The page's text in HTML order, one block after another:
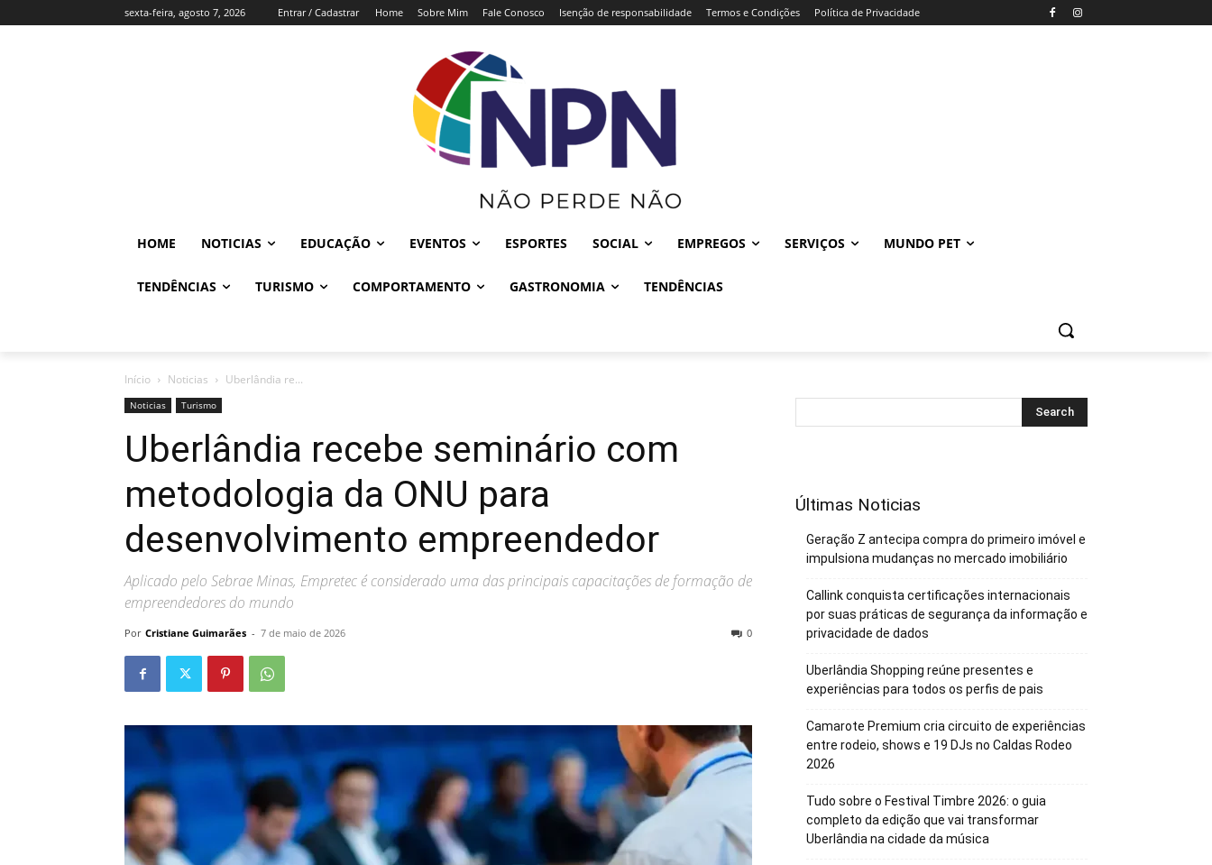
sexta-feira, agosto 7, 2026 Entrar / Cadastrar Home Sobre Mim Fale Conosco Isenção de responsabilidade Termos e Condições Política de Privacidade
HOME NOTICIAS EDUCAÇÃO EVENTOS ESPORTES SOCIAL EMPREGOS SERVIÇOS MUNDO PET
TENDÊNCIAS TURISMO COMPORTAMENTO GASTRONOMIA TENDÊNCIAS
Início Noticias Uberlândia re...
Noticias Turismo
Uberlândia recebe seminário com
metodologia da ONU para
desenvolvimento empreendedor
Aplicado pelo Sebrae Minas, Empretec é considerado uma das principais capacitações de formação de
empreendedores do mundo
Por Cristiane Guimarães - 7 de maio de 2026 0
Últimas Noticias
Geração Z antecipa compra do primeiro imóvel e
impulsiona mudanças no mercado imobiliário
Callink conquista certificações internacionais
por suas práticas de segurança da informação e
privacidade de dados
Uberlândia Shopping reúne presentes e
experiências para todos os perfis de pais
Camarote Premium cria circuito de experiências
entre rodeio, shows e 19 DJs no Caldas Rodeo
2026
Tudo sobre o Festival Timbre 2026: o guia
completo da edição que vai transformar
Uberlândia na cidade da música